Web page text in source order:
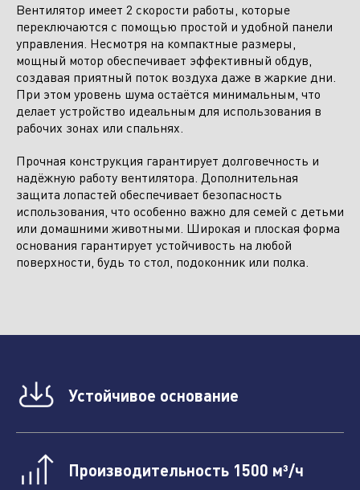
Вентилятор имеет 2 скорости работы, которые
переключаются с помощью простой и удобной панели
управления. Несмотря на компактные размеры,
мощный мотор обеспечивает эффективный обдув,
создавая приятный поток воздуха даже в жаркие дни.
При этом уровень шума остаётся минимальным, что
делает устройство идеальным для использования в
рабочих зонах или спальнях.
Прочная конструкция гарантирует долговечность и
надёжную работу вентилятора. Дополнительная
защита лопастей обеспечивает безопасность
использования, что особенно важно для семей с детьми
или домашними животными. Широкая и плоская форма
основания гарантирует устойчивость на любой
поверхности, будь то стол, подоконник или полка.
Устойчивое основание
Производительность 1500 м³/ч